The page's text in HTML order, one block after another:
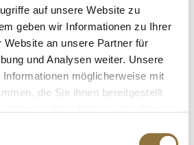
auf unsere Website zu
geben wir Informationen zu Ihrer
Website an unsere Partner für
und Analysen weiter. Unsere
möglicherweise mit
die Sie ihnen bereitgestellt